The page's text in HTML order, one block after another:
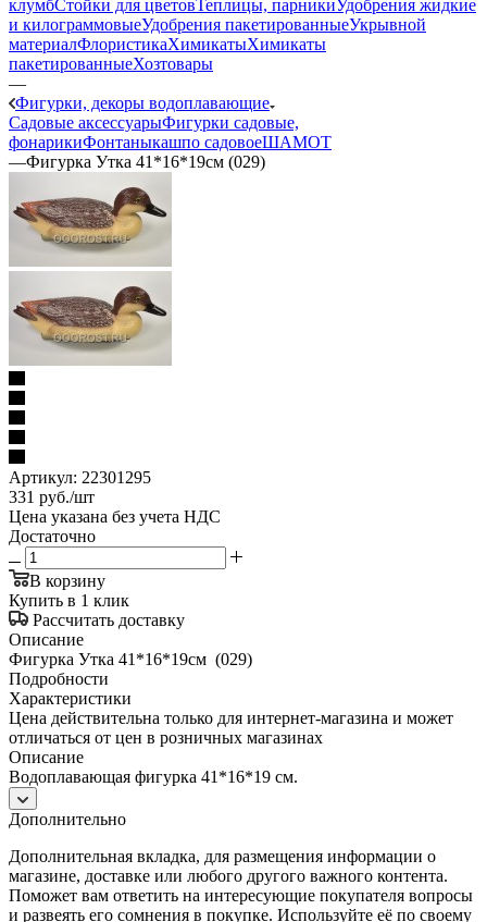
клумбСтойки для цветовТеплицы, парникиУдобрения жидкие
и килограммовыеУдобрения пакетированныеУкрывной
материалФлористикаХимикатыХимикаты
пакетированныеХозтовары
—
Фигурки, декоры водоплавающие
Садовые аксессуарыФигурки садовые,
фонарикиФонтаныкашпо садовоеШАМОТ
—Фигурка Утка 41*16*19см (029)
Артикул: 22301295
331 руб./шт
Цена указана без учета НДС
Достаточно
В корзину
Купить в 1 клик
Рассчитать доставку
Описание
Фигурка Утка 41*16*19см (029)
Подробности
Характеристики
Цена действительна только для интернет-магазина и может
отличаться от цен в розничных магазинах
Описание
Водоплавающая фигурка 41*16*19 см.
Дополнительно
Дополнительная вкладка, для размещения информации о
магазине, доставке или любого другого важного контента.
Поможет вам ответить на интересующие покупателя вопросы
и развеять его сомнения в покупке. Используйте её по своему